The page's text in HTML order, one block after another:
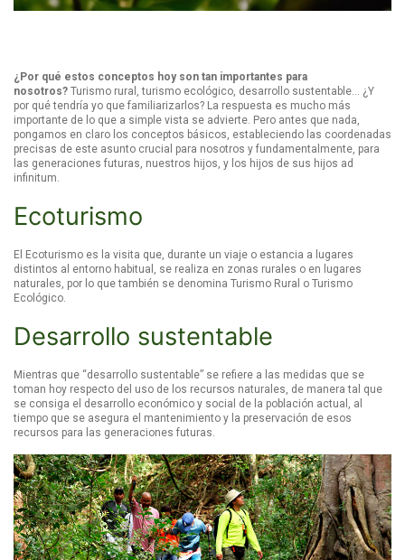
¿Por qué estos conceptos hoy son tan importantes para
nosotros? Turismo rural, turismo ecológico, desarrollo sustentable… ¿Y
por qué tendría yo que familiarizarlos? La respuesta es mucho más
importante de lo que a simple vista se advierte. Pero antes que nada,
pongamos en claro los conceptos básicos, estableciendo las coordenadas
precisas de este asunto crucial para nosotros y fundamentalmente, para
las generaciones futuras, nuestros hijos, y los hijos de sus hijos ad
infinitum.
Ecoturismo
El Ecoturismo es la visita que, durante un viaje o estancia a lugares
distintos al entorno habitual, se realiza en zonas rurales o en lugares
naturales, por lo que también se denomina Turismo Rural o Turismo
Ecológico.
Desarrollo sustentable
Mientras que “desarrollo sustentable” se refiere a las medidas que se
toman hoy respecto del uso de los recursos naturales, de manera tal que
se consiga el desarrollo económico y social de la población actual, al
tiempo que se asegura el mantenimiento y la preservación de esos
recursos para las generaciones futuras.